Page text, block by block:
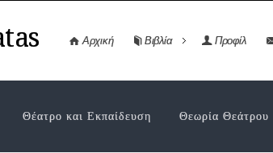
Αρχική Βιβλία Προφίλ
Θέατρο και Εκπαίδευση Θεωρία Θεάτρου